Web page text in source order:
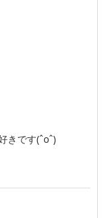
きです(ˆoˆ)